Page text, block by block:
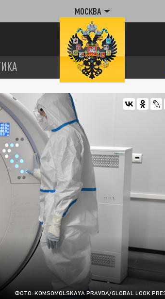
МОСКВА
ФОТО: KOMSOMOLSKAYA PRAVDA/GLOBAL LOOK